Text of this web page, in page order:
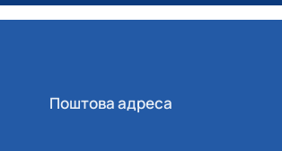
Поштова адреса